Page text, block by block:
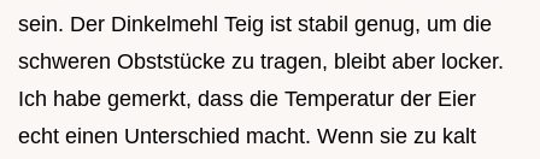
sein. Der Dinkelmehl Teig ist stabil genug, um die
schweren Obststücke zu tragen, bleibt aber locker.
Ich habe gemerkt, dass die Temperatur der Eier
echt einen Unterschied macht. Wenn sie zu kalt